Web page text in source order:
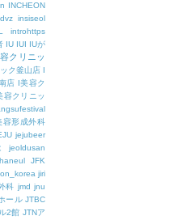
INCHEON
insiseol
introhttps
IU IUI IUが
クリニッ
ク釜山店 I
店 I美容ク
容クリニッ
容形成外科
jejubeer
jeoldusan
JFK
jiri
科 jmd jnu
ール JTBC
2館 JTNア